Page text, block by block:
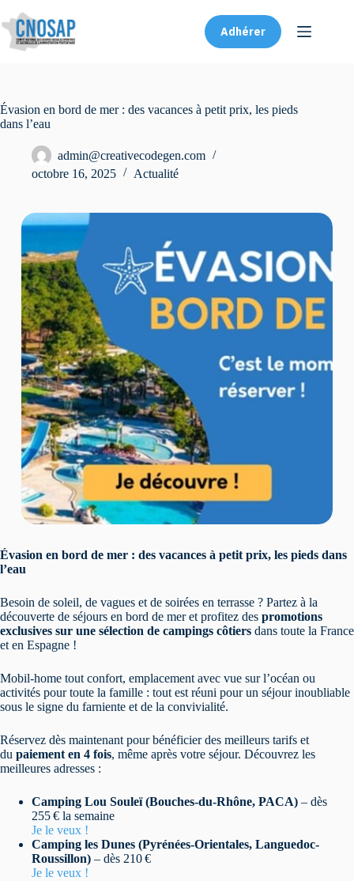
Adhérer
Évasion en bord de mer : des vacances à petit prix, les pieds
dans l’eau
admin@creativecodegen.com
octobre 16, 2025
Actualité
Évasion en bord de mer : des vacances à petit prix, les pieds dans
l’eau
Besoin de soleil, de vagues et de soirées en terrasse ? Partez à la
découverte de séjours en bord de mer et profitez des promotions
exclusives sur une sélection de campings côtiers dans toute la France
et en Espagne !
Mobil-home tout confort, emplacement avec vue sur l’océan ou
activités pour toute la famille : tout est réuni pour un séjour inoubliable
sous le signe du farniente et de la convivialité.
Réservez dès maintenant pour bénéficier des meilleurs tarifs et
du paiement en 4 fois, même après votre séjour. Découvrez les
meilleures adresses :
Camping Lou Souleï (Bouches-du-Rhône, PACA) – dès
255 € la semaine
Je le veux !
Camping les Dunes (Pyrénées-Orientales, Languedoc-
Roussillon) – dès 210 €
Je le veux !